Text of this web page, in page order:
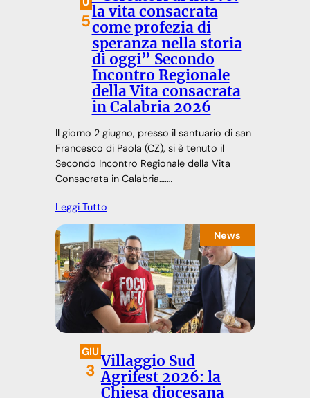
5la vita consacrata
come profezia di
speranza nella storia
di oggi” Secondo
Incontro Regionale
della Vita consacrata
in Calabria 2026
Il giorno 2 giugno, presso il santuario di san
Francesco di Paola (CZ), si è tenuto il
Secondo Incontro Regionale della Vita
Consacrata in Calabria….…
Leggi Tutto
News
GIU
3 Villaggio Sud
Agrifest 2026: la
Chiesa diocesana